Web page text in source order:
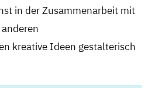
in der Zusammenarbeit mit
kreative Ideen gestalterisch